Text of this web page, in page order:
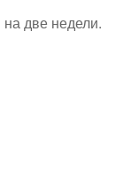
две недели.